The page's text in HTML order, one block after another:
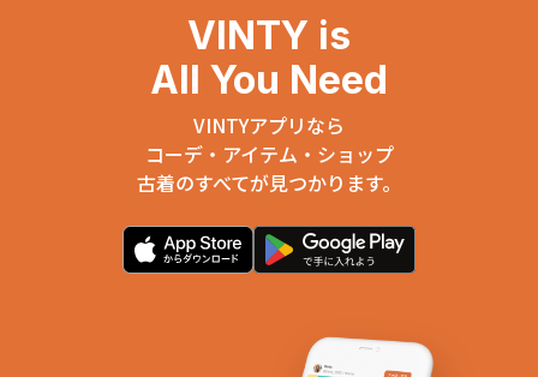
VINTY is
All You Need
VINTYアプリなら
コーデ・アイテム・ショップ
古着のすべてが見つかります。